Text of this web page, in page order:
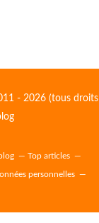
- 2026 (tous droits
Top articles
personnelles